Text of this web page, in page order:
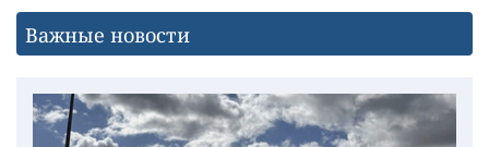
Важные новости